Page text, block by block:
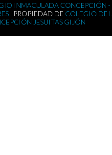
INMACULADA CONCEPCIÓN -
. PROPIEDAD DE COLEGIO DE
JESUITAS GIJÓN